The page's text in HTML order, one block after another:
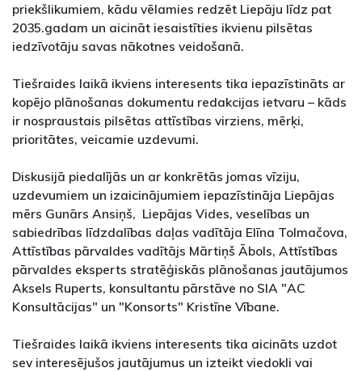
priekšlikumiem, kādu vēlamies redzēt Liepāju līdz pat
2035.gadam un aicināt iesaistīties ikvienu pilsētas
iedzīvotāju savas nākotnes veidošanā.
Tiešraides laikā ikviens interesents tika iepazīstināts ar
kopējo plānošanas dokumentu redakcijas ietvaru – kāds
ir nospraustais pilsētas attīstības virziens, mērķi,
prioritātes, veicamie uzdevumi.
Diskusijā piedalījās un ar konkrētās jomas vīziju,
uzdevumiem un izaicinājumiem iepazīstināja Liepājas
mērs Gunārs Ansiņš, Liepājas Vides, veselības un
sabiedrības līdzdalības daļas vadītāja Elīna Tolmačova,
Attīstības pārvaldes vadītājs Mārtiņš Ābols, Attīstības
pārvaldes eksperts stratēģiskās plānošanas jautājumos
Aksels Ruperts, konsultantu pārstāve no SIA "AC
Konsultācijas" un "Konsorts" Kristīne Vībane.
Tiešraides laikā ikviens interesents tika aicināts uzdot
sev interesējušos jautājumus un izteikt viedokli vai